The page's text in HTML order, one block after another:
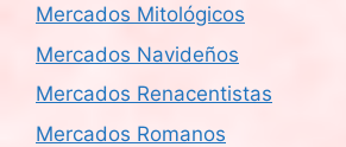
Mercados Mitológicos
Mercados Navideños
Mercados Renacentistas
Mercados Romanos